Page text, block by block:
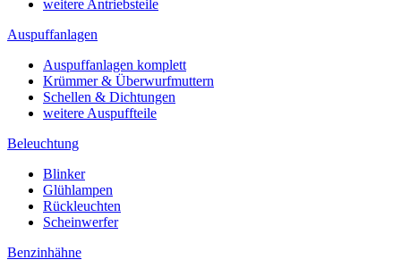
weitere Antriebsteile
Auspuffanlagen
Auspuffanlagen komplett
Krümmer & Überwurfmuttern
Schellen & Dichtungen
weitere Auspuffteile
Beleuchtung
Blinker
Glühlampen
Rückleuchten
Scheinwerfer
Benzinhähne